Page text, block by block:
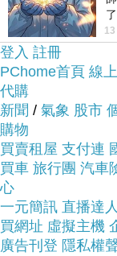
而且在網路上
賞期，不
貴!
服務這麼優，
看看【adidas
古休閒板鞋-銀
商品網址:
登入 註冊
PChome首頁 線
代購
新聞 / 氣象 股市
購物
買賣租屋 支付連
買車 旅行團 汽車
心
一元簡訊 直播達人
買網址 虛擬主機
廣告刊登 隱私權